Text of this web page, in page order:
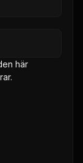
här